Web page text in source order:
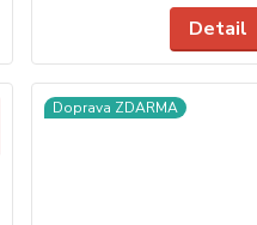
Detail
Doprava ZDARMA